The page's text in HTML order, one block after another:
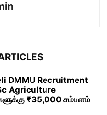
DMMU Recruitment
Agriculture
₹35,000 சம்பளம்